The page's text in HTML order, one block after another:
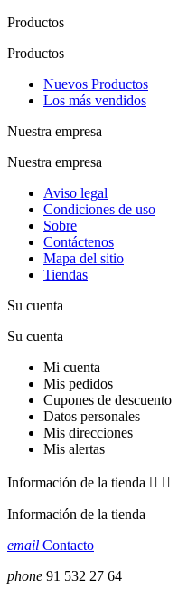
Productos
Productos
Nuevos Productos
Los más vendidos
Nuestra empresa
Nuestra empresa
Aviso legal
Condiciones de uso
Sobre
Contáctenos
Mapa del sitio
Tiendas
Su cuenta
Su cuenta
Mi cuenta
Mis pedidos
Cupones de descuento
Datos personales
Mis direcciones
Mis alertas
Información de la tienda  
Información de la tienda
email Contacto
phone 91 532 27 64